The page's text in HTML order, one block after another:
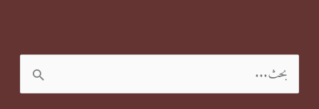
ل